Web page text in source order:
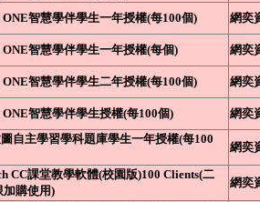
ONE智慧學伴學生一年授權(每100個) 網奕
ONE智慧學伴學生一年授權(每個) 網奕
ONE智慧學伴學生二年授權(每100個) 網奕
ONE智慧學伴學生授權(每100個) 網奕
自主學習學科題庫學生一年授權(每100
網奕
CC課堂教學軟體(校園版)100 Clients(二
加購使用)
網奕